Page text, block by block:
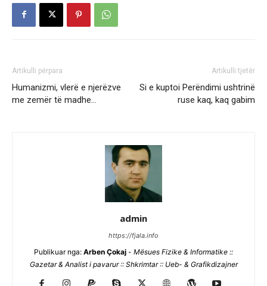
Artikulli përpara
Humanizmi, vlerë e njerëzve
me zemër të madhe…
Artikulli tjetër
Si e kuptoi Perëndimi ushtrinë
ruse kaq, kaq gabim
admin
https://fjala.info
Publikuar nga: Arben Çokaj - Mësues Fizike & Informatike ::
Gazetar & Analist i pavarur :: Shkrimtar :: Ueb- & Grafikdizajner